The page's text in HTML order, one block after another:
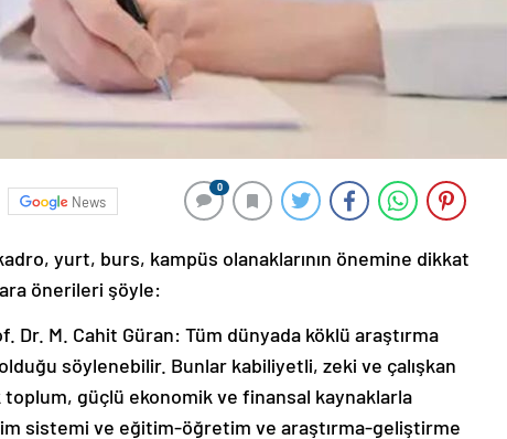
News
0
yurt, burs, kampüs olanaklarının önemine dikkat
önerileri şöyle:
M. Cahit Güran: Tüm dünyada köklü araştırma
söylenebilir. Bunlar kabiliyetli, zeki ve çalışkan
güçlü ekonomik ve finansal kaynaklarla
sistemi ve eğitim-öğretim ve araştırma-geliştirme